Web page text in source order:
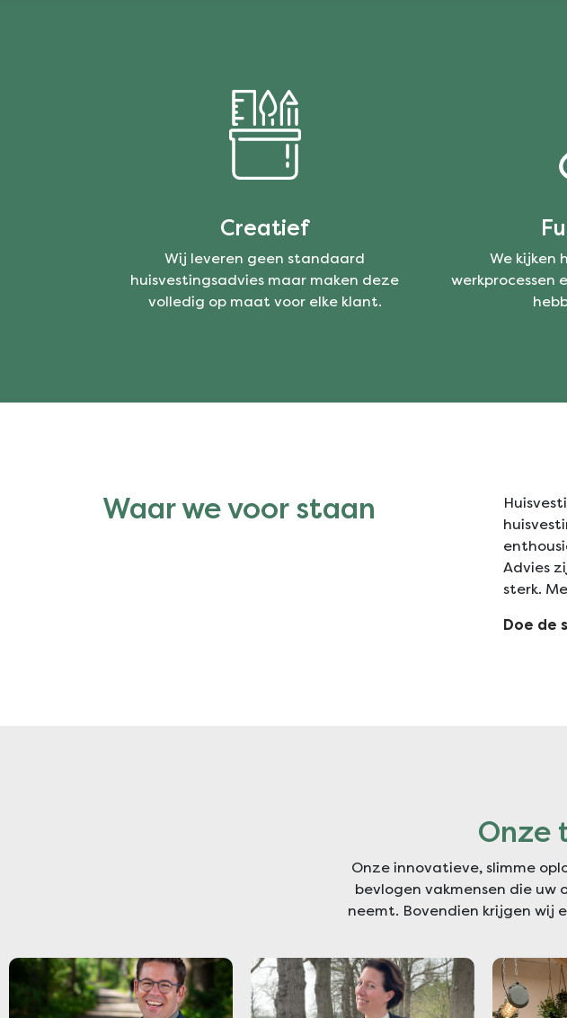
Creatief
Wij leveren geen standaard
huisvestingsadvies maar maken deze
volledig op maat voor elke klant.
We kijken
werkprocessen
Waar we voor staan
Advies
sterk.
Doe de
Onze
Onze innovatieve, slimme
bevlogen vakmensen die uw
neemt. Bovendien krijgen wij